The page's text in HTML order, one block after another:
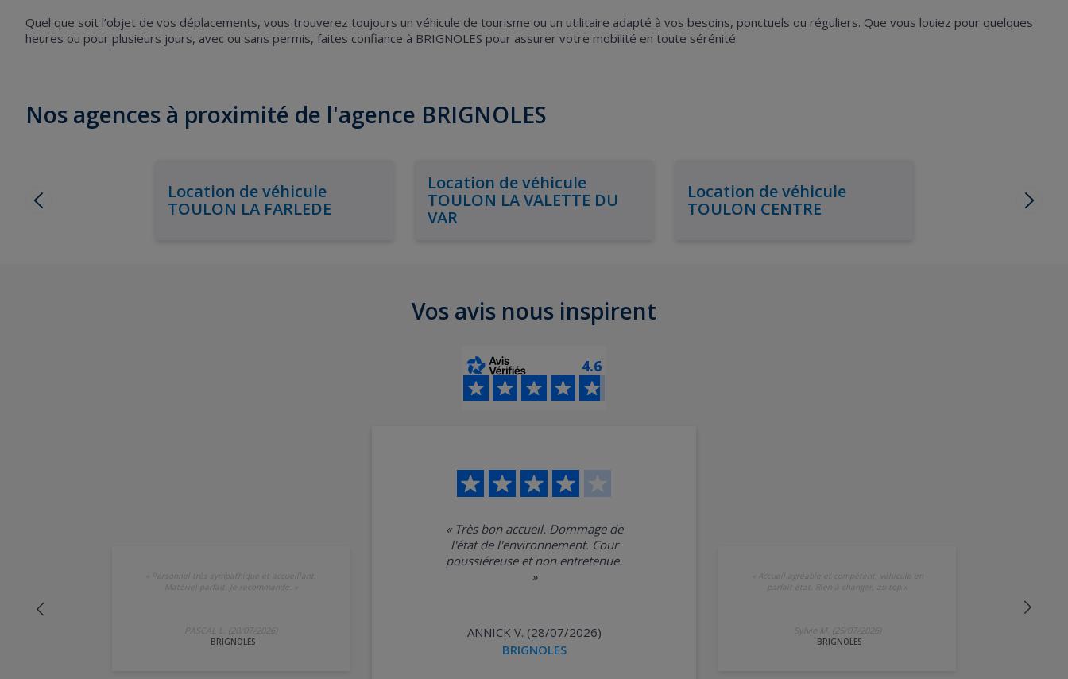
Quel que soit l’objet de vos déplacements, vous trouverez toujours un véhicule de tourisme ou un utilitaire adapté à vos besoins, ponctuels ou réguliers. Que vous louiez pour quelques
heures ou pour plusieurs jours, avec ou sans permis, faites confiance à BRIGNOLES pour assurer votre mobilité en toute sérénité.
Nos agences à proximité de l'agence BRIGNOLES
Location de véhicule
TOULON LA FARLEDE
Location de véhicule
TOULON LA VALETTE DU
VAR
Location de véhicule
TOULON CENTRE
Vos avis nous inspirent
4.6
Personnel très sympathique et accueillant.
Matériel parfait. Je recommande.
PASCAL L. (20/07/2026)
BRIGNOLES
« Très bon accueil. Dommage de
l'état de l'environnement. Cour
poussiéreuse et non entretenue.
»
ANNICK V. (28/07/2026)
BRIGNOLES
Accueil agréable et compétent, véhicule en
parfait état. Rien à changer, au top
Sylvie M. (25/07/2026)
BRIGNOLES